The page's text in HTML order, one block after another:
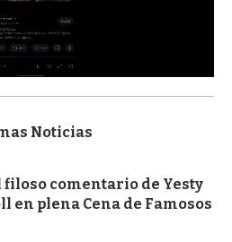
Noticias
filoso comentario de Yesty
en plena Cena de Famosos